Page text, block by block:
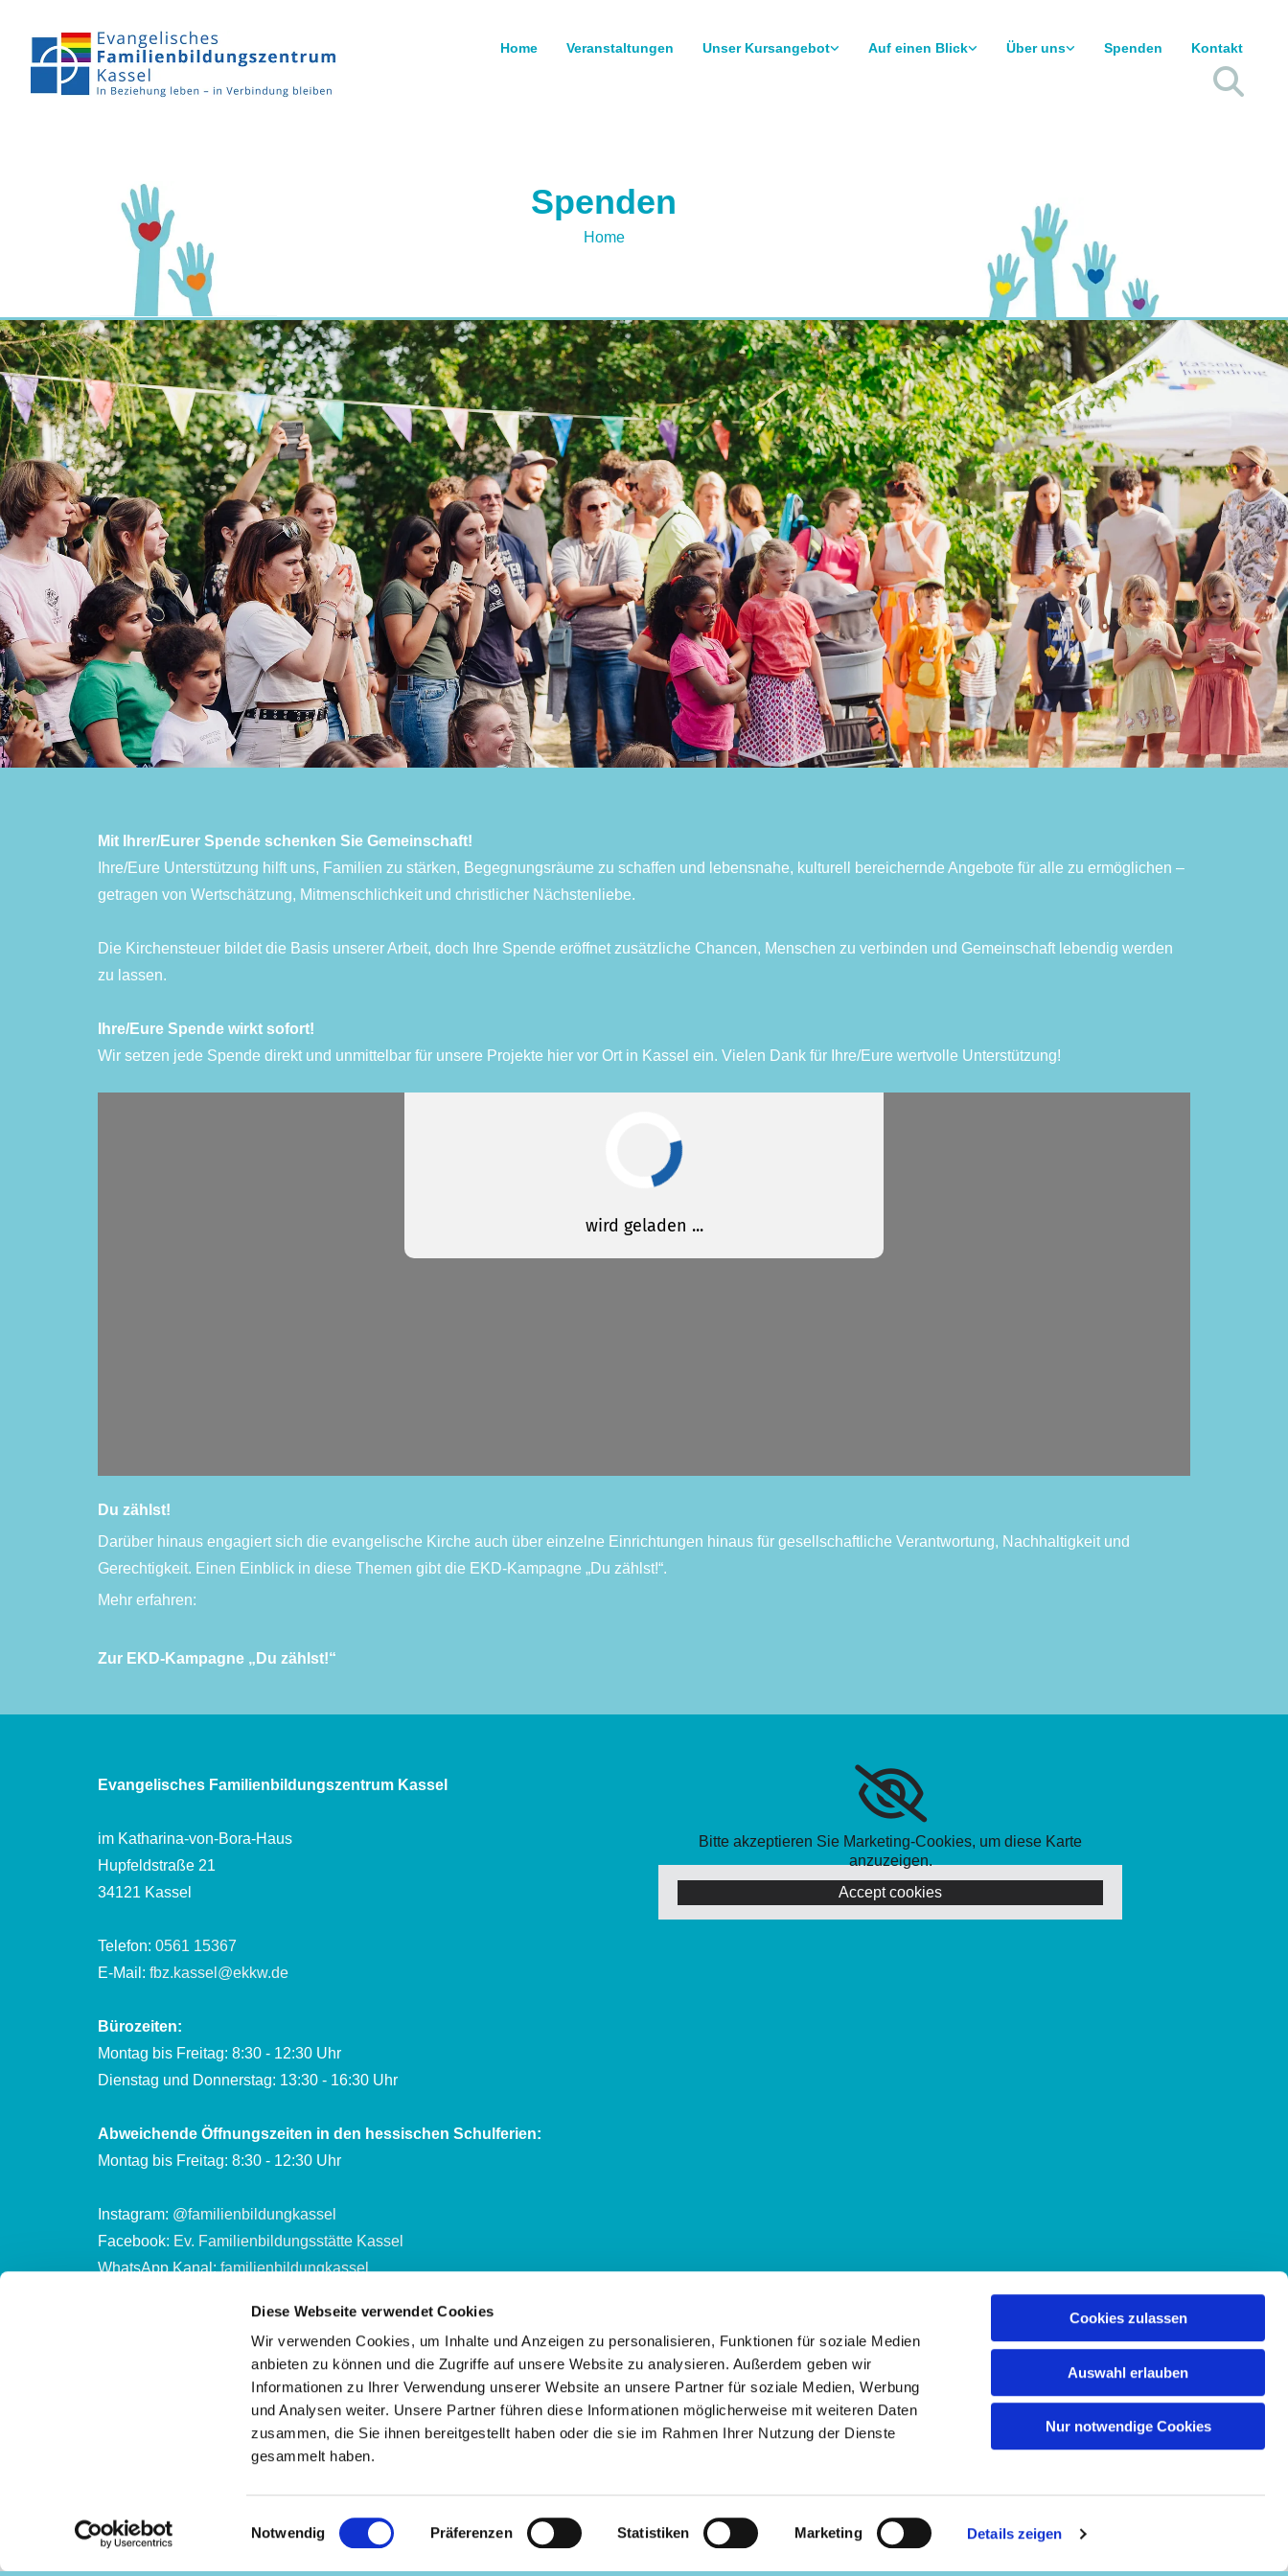
Diese Webseite verwendet Cookies
Wir verwenden Cookies, um Inhalte und Anzeigen zu personalisieren, Funktionen für soziale Medien
anbieten zu können und die Zugriffe auf unsere Website zu analysieren. Außerdem geben wir
Informationen zu Ihrer Verwendung unserer Website an unsere Partner für soziale Medien, Werbung
und Analysen weiter. Unsere Partner führen diese Informationen möglicherweise mit weiteren Daten
zusammen, die Sie ihnen bereitgestellt haben oder die sie im Rahmen Ihrer Nutzung der Dienste
gesammelt haben.
Einwilligungsauswahl
Notwendig Präferenzen Statistiken Marketing Details zeigen
Cookies zulassen
Auswahl erlauben
Nur notwendige Cookies
Home Veranstaltungen Unser Kursangebot Auf einen Blick Über uns Spenden Kontakt
Spenden
Home
Mit Ihrer/Eurer Spende schenken Sie Gemeinschaft!
Ihre/Eure Unterstützung hilft uns, Familien zu stärken, Begegnungsräume zu schaffen und lebensnahe, kulturell bereichernde Angebote für alle zu ermöglichen –
getragen von Wertschätzung, Mitmenschlichkeit und christlicher Nächstenliebe.
Die Kirchensteuer bildet die Basis unserer Arbeit, doch Ihre Spende eröffnet zusätzliche Chancen, Menschen zu verbinden und Gemeinschaft lebendig werden
zu lassen.
Ihre/Eure Spende wirkt sofort!
Wir setzen jede Spende direkt und unmittelbar für unsere Projekte hier vor Ort in Kassel ein. Vielen Dank für Ihre/Eure wertvolle Unterstützung!
Du zählst!
Darüber hinaus engagiert sich die evangelische Kirche auch über einzelne Einrichtungen hinaus für gesellschaftliche Verantwortung, Nachhaltigkeit und
Gerechtigkeit. Einen Einblick in diese Themen gibt die EKD-Kampagne „Du zählst!“.
Mehr erfahren:
Zur EKD-Kampagne „Du zählst!“
Evangelisches Familienbildungszentrum Kassel
im Katharina-von-Bora-Haus
Hupfeldstraße 21
34121 Kassel
Telefon: 0561 15367
E-Mail: fbz.kassel@ekkw.de
Bürozeiten:
Montag bis Freitag: 8:30 - 12:30 Uhr
Dienstag und Donnerstag: 13:30 - 16:30 Uhr
Abweichende Öffnungszeiten in den hessischen Schulferien:
Montag bis Freitag: 8:30 - 12:30 Uhr
Instagram: @familienbildungkassel
Facebook: Ev. Familienbildungsstätte Kassel
WhatsApp Kanal:familienbildungkassel
Kontonummer des Ev. Familienbildungszentrum Kassel:
Evang. Stadtkirchenkreis Kassel
Bitte akzeptieren Sie Marketing-Cookies, um diese Karte
anzuzeigen.
Accept cookies
Datenschutzerklärung ChurchDesk-Login